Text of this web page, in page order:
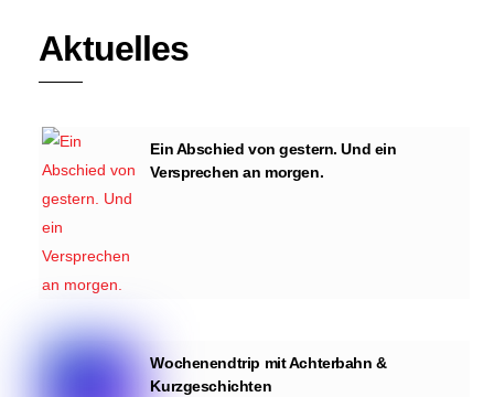
Aktuelles
Ein Abschied von gestern. Und ein
Versprechen an morgen.
Wochenendtrip mit Achterbahn &
Kurzgeschichten